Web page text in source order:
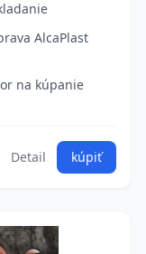
AlcaPlast
na kúpanie
Detail kúpiť